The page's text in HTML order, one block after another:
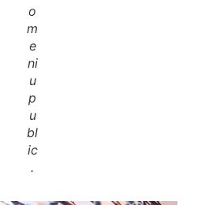
o
m
e
ni
u
p
u
bl
ic
.